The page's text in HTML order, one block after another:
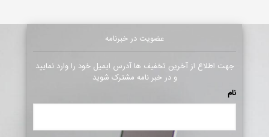
عضویت در خبرنامه
جهت اطلاع از آخرین تخفیف ها آدرس ایمیل خود را وارد نمایید
و در خبر نامه مشترک شوید
نام